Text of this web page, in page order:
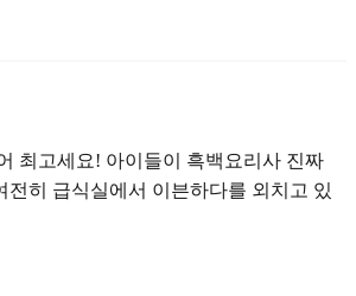
최고세요! 아이들이 흑백요리사 진짜
전히 급식실에서 이븐하다를 외치고 있